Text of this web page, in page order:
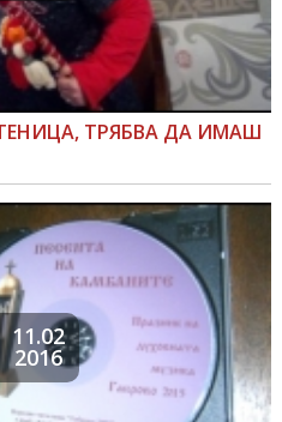
ТРЯБВА ДА ИМАШ
11.02
2016